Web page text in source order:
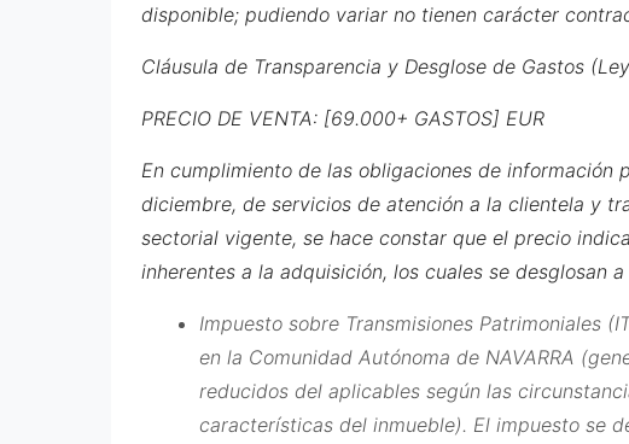
disponible; pudiendo variar no tienen carácter
Cláusula de Transparencia y Desglose de Gastos
PRECIO DE VENTA: [69.000+ GASTOS] EUR
En cumplimiento de las obligaciones de información
diciembre, de servicios de atención a la clientela y
sectorial vigente, se hace constar que el precio
inherentes a la adquisición, los cuales se desglosan
Impuesto sobre Transmisiones Patrimoniales
en la Comunidad Autónoma de NAVARRA
reducidos del aplicables según las
características del inmueble). El impuesto se